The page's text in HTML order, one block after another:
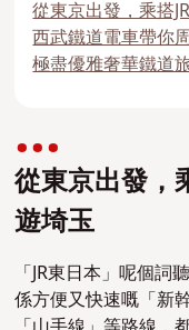
從東京出發，乘搭
西武鐵道電車帶你
極盡優雅奢華鐵道
從東京出發，
遊埼玉
「JR東日本」呢個
係方便又快速嘅「新